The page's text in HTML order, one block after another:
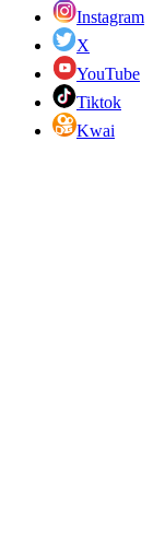
Instagram
X
YouTube
Tiktok
Kwai